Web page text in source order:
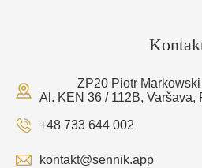
ZP20 Piotr Markowski
Al. KEN 36 / 112B, Varšava,
+48 733 644 002
kontakt@sennik.app